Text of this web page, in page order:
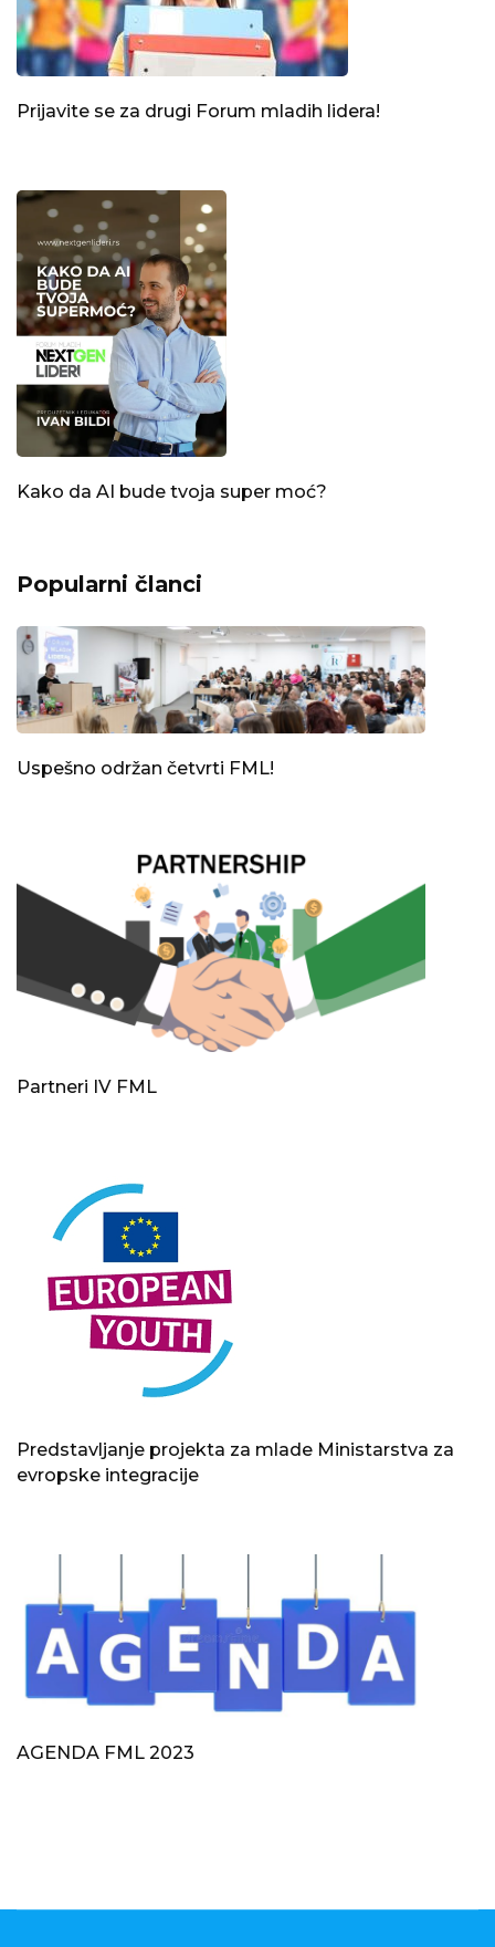
Prijavite se za drugi Forum mladih lidera!
Kako da AI bude tvoja super moć?
Popularni članci
Uspešno održan četvrti FML!
Partneri IV FML
Predstavljanje projekta za mlade Ministarstva za
evropske integracije
AGENDA FML 2023